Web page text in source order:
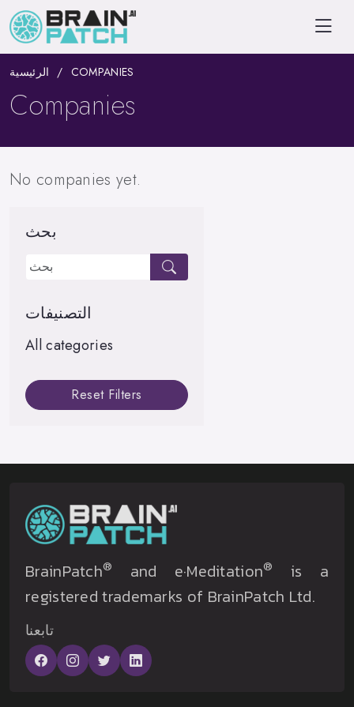
الرئيسية COMPANIES
Companies
No companies yet.
بحث
التصنيفات
All categories
Reset Filters
BrainPatch® and e·Meditation®
is a
registered trademarks of BrainPatch Ltd.
تابعنا